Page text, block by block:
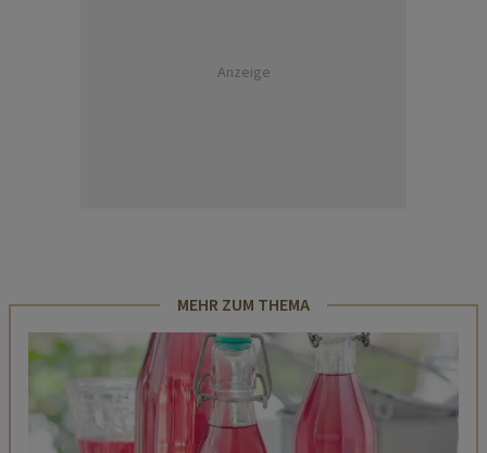
Anzeige
MEHR ZUM THEMA